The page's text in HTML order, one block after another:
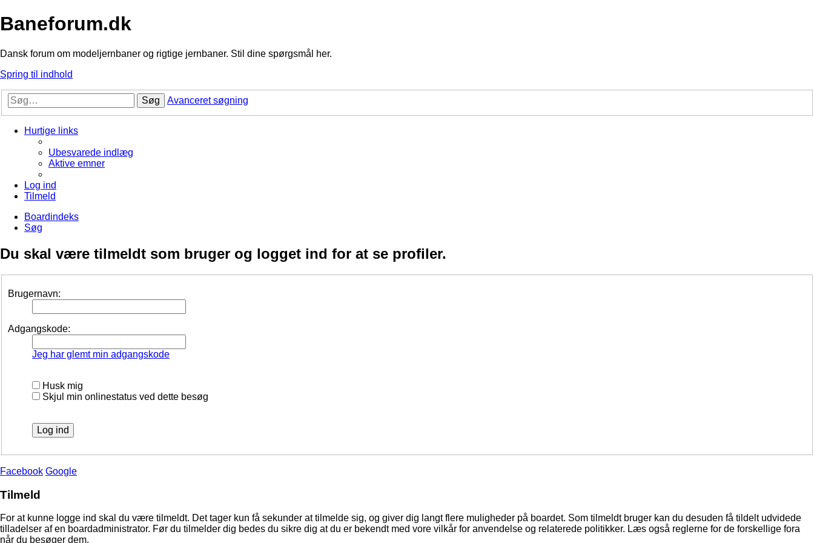
Baneforum.dk
Dansk forum om modeljernbaner og rigtige jernbaner. Stil dine spørgsmål her.
Spring til indhold
Søg Avanceret søgning
Hurtige links
Ubesvarede indlæg
Aktive emner
Log ind
Tilmeld
Boardindeks
Søg
Du skal være tilmeldt som bruger og logget ind for at se profiler.
Brugernavn:
Adgangskode:
Jeg har glemt min adgangskode
Husk mig
Skjul min onlinestatus ved dette besøg
Facebook Google
Tilmeld
For at kunne logge ind skal du være tilmeldt. Det tager kun få sekunder at tilmelde sig, og giver dig langt flere muligheder på boardet. Som tilmeldt bruger kan du desuden få tildelt udvidede
tilladelser af en boardadministrator. Før du tilmelder dig bedes du sikre dig at du er bekendt med vore vilkår for anvendelse og relaterede politikker. Læs også reglerne for de forskellige fora
når du besøger dem.